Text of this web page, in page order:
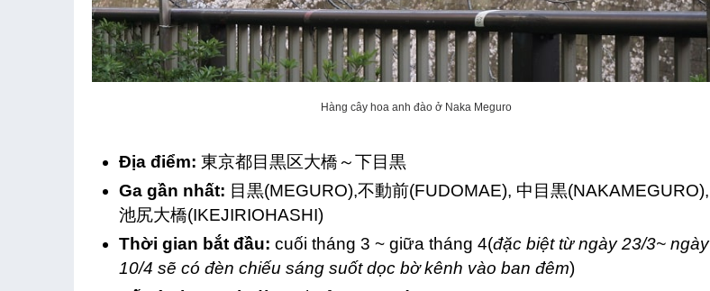
Hàng cây hoa anh đào ở Naka Meguro
Địa điểm: 東京都目黒区大橋～下目黒
Ga gần nhất: 目黒(MEGURO),不動前(FUDOMAE), 中目黒(NAKAMEGURO),
池尻大橋(IKEJIRIOHASHI)
Thời gian bắt đầu: cuối tháng 3 ~ giữa tháng 4(đặc biệt từ ngày 23/3~ ngày
10/4 sẽ có đèn chiếu sáng suốt dọc bờ kênh vào ban đêm)